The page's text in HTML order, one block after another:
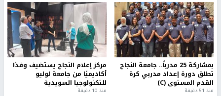
بمشاركة 25 مدرباً.. جامعة النجاح
تطلق دورة إعداد مدربي كرة
القدم المستوى (C)
منذ 51 دقيقة
مركز إعلام النجاح يستضيف وفدًا
أكاديميًا من جامعة لوليو
للتكنولوجيا السويدية
منذ 10 دقيقة